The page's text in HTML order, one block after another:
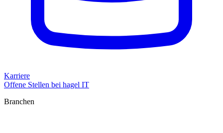
Karriere
Offene Stellen bei hagel IT
Branchen